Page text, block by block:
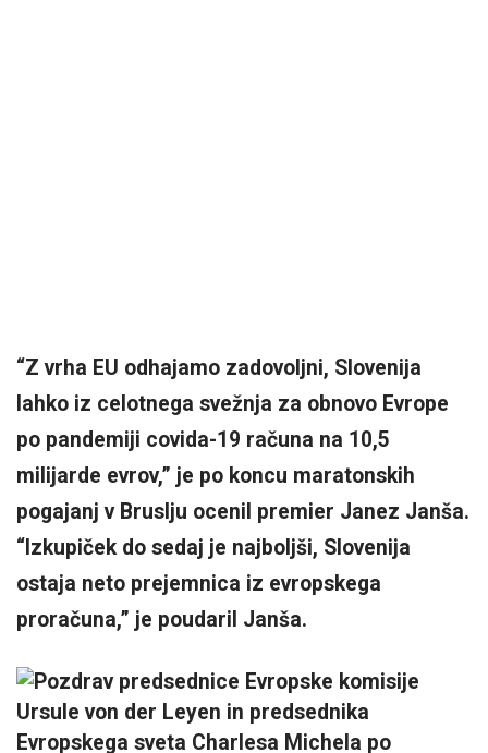
“Z vrha EU odhajamo zadovoljni, Slovenija
lahko iz celotnega svežnja za obnovo Evrope
po pandemiji covida-19 računa na 10,5
milijarde evrov,” je po koncu maratonskih
pogajanj v Bruslju ocenil premier Janez Janša.
“Izkupiček do sedaj je najboljši, Slovenija
ostaja neto prejemnica iz evropskega
proračuna,” je poudaril Janša.